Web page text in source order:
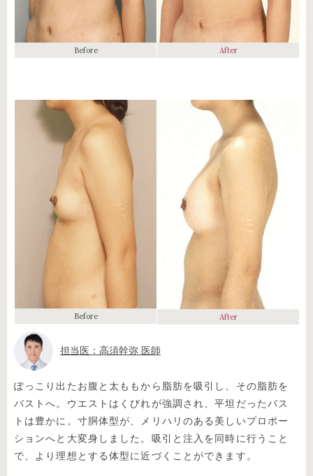
Before After
Before After
担当医：高須幹弥 医師
ぽっこり出たお腹と太ももから脂肪を吸引し、その脂肪を
バストへ。ウエストはくびれが強調され、平坦だったバス
トは豊かに。寸胴体型が、メリハリのある美しいプロポー
ションへと大変身しました。吸引と注入を同時に行うこと
で、より理想とする体型に近づくことができます。